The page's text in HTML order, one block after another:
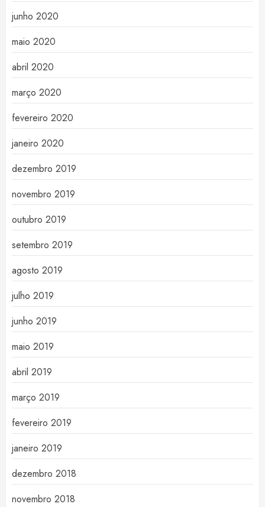
junho 2020
maio 2020
abril 2020
março 2020
fevereiro 2020
janeiro 2020
dezembro 2019
novembro 2019
outubro 2019
setembro 2019
agosto 2019
julho 2019
junho 2019
maio 2019
abril 2019
março 2019
fevereiro 2019
janeiro 2019
dezembro 2018
novembro 2018